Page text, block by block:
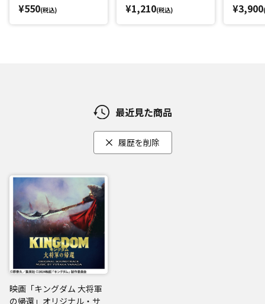
¥550(税込) ¥1,210(税込) ¥3,900
最近見た商品
履歴を削除
映画「キングダム 大将軍
の帰還」オリジナル・サ